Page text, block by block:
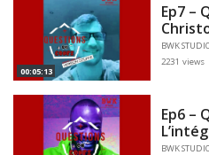
00:05:13
Ep7 –
BWK
2231 views
Ep6 –
BWK